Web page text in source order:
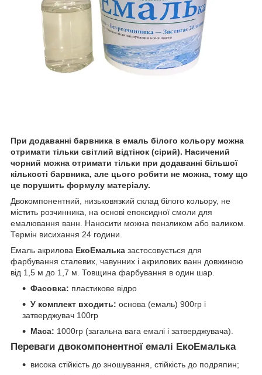
При додаванні барвника в емаль білого кольору можна
отримати тільки світлий відтінок (сірий). Насичений
чорний можна отримати тільки при додаванні більшої
кількості барвника, але цього робити не можна, тому що
це порушить формулу матеріалу.
Двокомпонентний, низьковязкий склад білого кольору, не
містить розчинника, на основі епоксидної смоли для
емалювання ванн. Наносити можна пензликом або валиком.
Термін висихання 24 години.
Емаль акрилова ЕкоЕмалька застосовується для
фарбування сталевих, чавунних і акрилових ванн довжиною
від 1,5 м до 1,7 м. Товщина фарбування в один шар.
Фасовка: пластикове відро
У комплект входить: основа (емаль) 900гр і
затверджувач 100гр
Маса: 1000гр (загальна вага емалі і затверджувача).
Переваги двокомпонентної емалі ЕкоЕмалька
висока стійкість до зношування, стійкість до подряпин;